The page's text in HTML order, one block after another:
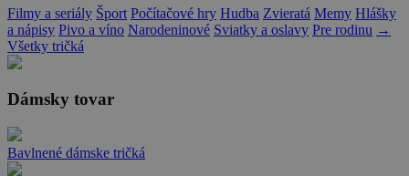
Filmy a seriály Šport Počítačové hry Hudba Zvieratá Memy Hlášky
a nápisy Pivo a víno Narodeninové Sviatky a oslavy Pre rodinu →
Všetky tričká
Dámsky tovar
Bavlnené dámske tričká